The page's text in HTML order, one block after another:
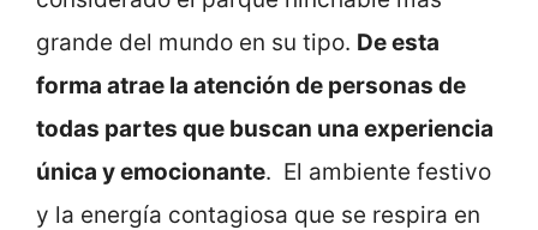
grande del mundo en su tipo. De esta
forma atrae la atención de personas de
todas partes que buscan una experiencia
única y emocionante. El ambiente festivo
y la energía contagiosa que se respira en